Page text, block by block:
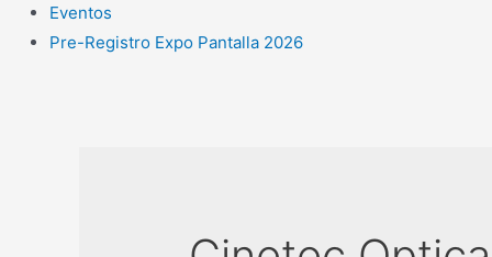
Eventos
Pre-Registro Expo Pantalla 2026